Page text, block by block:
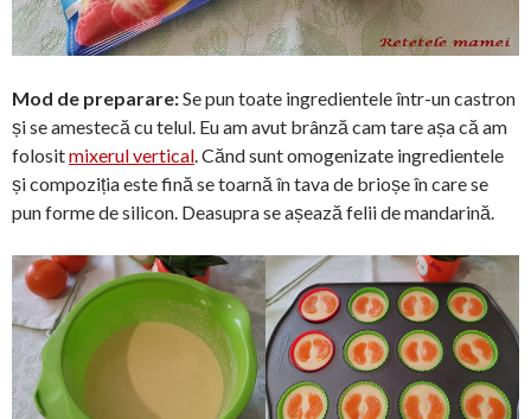
Mod de preparare:Se pun toate ingredientele într-un castron
și se amestecă cu telul. Eu am avut brânză cam tare așa că am
folositmixerul vertical. Cănd sunt omogenizate ingredientele
și compoziția este fină se toarnă în tava de brioșe în care se
pun forme de silicon. Deasupra se așează felii de mandarină.